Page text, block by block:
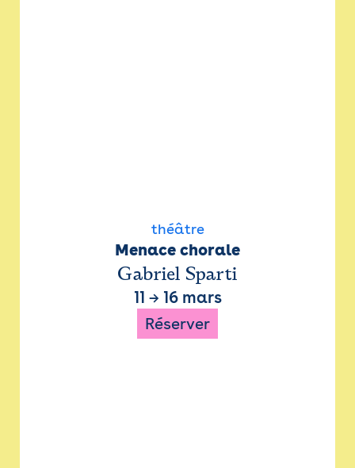
théâtre
Menace chorale
Gabriel Sparti
11 → 16 mars
Réserver